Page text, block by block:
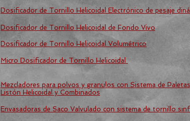
Dosificador de Tornillo Helicoidal Electrónico de pesaje
Dosificador de Tornillo Helicoidal de Fondo Vivo
Dosificador de Tornillo Helicoidal Volumétrico
Micro Dosificador de Tornillo Helicoidal
Mezcladores para polvos y granulos con Sistema de
Listón Helicoidal y Combinados
Envasadoras de Saco Valvulado con sistema de tornillo